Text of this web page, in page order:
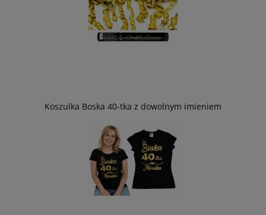
Koszulka Boska 40-tka z dowolnym imieniem